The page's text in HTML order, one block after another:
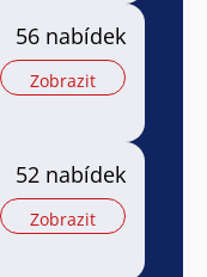
56 nabídek
Zobrazit
52 nabídek
Zobrazit